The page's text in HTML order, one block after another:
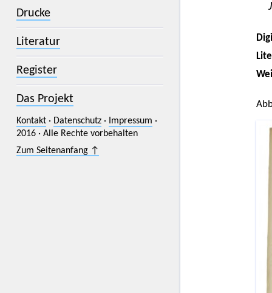
Drucke
Literatur
Register
Das Projekt
Kontakt· Datenschutz· Impressum ·
2016 · Alle Rechte vorbehalten
Zum Seitenanfang ↑